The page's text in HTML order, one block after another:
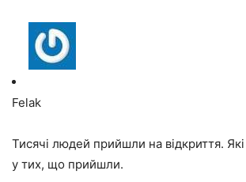
Felak
Тисячі людей прийшли на відкриття.
у тих, що прийшли.